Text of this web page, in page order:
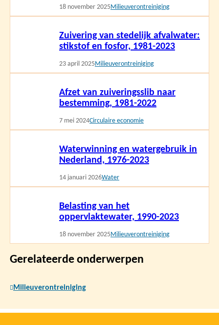
18 november 2025Milieuverontreiniging
Zuivering van stedelijk afvalwater:
stikstof en fosfor, 1981-2023
23 april 2025Milieuverontreiniging
Afzet van zuiveringsslib naar
bestemming, 1981-2022
7 mei 2024Circulaire economie
Waterwinning en watergebruik in
Nederland, 1976-2023
14 januari 2026Water
Belasting van het
oppervlaktewater, 1990-2023
18 november 2025Milieuverontreiniging
Gerelateerde onderwerpen
Milieuverontreiniging